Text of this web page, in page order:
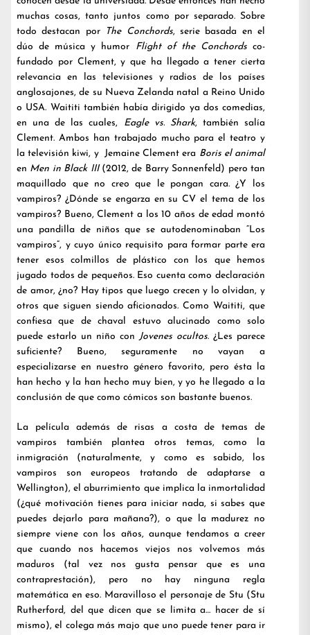
muchas cosas, tanto juntos como por separado. Sobre
todo destacan por
The Conchords, serie basada en el
dúo de música y humor Flight of the Conchordsco-
fundado por Clement, y que ha llegado a tener cierta
relevancia en las televisiones y radios de los países
anglosajones, de su Nueva Zelanda natal a Reino Unido
o USA. Waititi también había dirigido ya dos comedias,
en una de las cuales, Eagle vs. Shark, también salía
Clement. Ambos han trabajado mucho para el teatro y
la televisión kiwi, y Jemaine Clement era Boris el animal
en Men in Black III(2012, de Barry Sonnenfeld) pero tan
maquillado que no creo que le pongan cara. ¿Y los
vampiros? ¿Dónde se engarza en su CV el tema de los
vampiros? Bueno, Clement a los 10 años de edad montó
una pandilla de niños que se autodenominaban “Los
vampiros”, y cuyo único requisito para formar parte era
tener esos colmillos de plástico con los que hemos
jugado todos de pequeños. Eso cuenta como declaración
de amor, ¿no? Hay tipos que luego crecen y lo olvidan, y
otros que siguen siendo aficionados. Como Waititi, que
confiesa que de chaval estuvo alucinado como solo
puede estarlo un niño con Jovenes ocultos. ¿Les parece
suficiente? Bueno, seguramente no vayan a
especializarse en nuestro género favorito, pero ésta la
han hecho y la han hecho muy bien, y yo he llegado a la
conclusión de que como cómicos son bastante buenos.
La película además de risas a costa de temas de
vampiros también plantea otros temas, como la
inmigración (naturalmente, y como es sabido, los
vampiros son europeos tratando de adaptarse a
Wellington), el aburrimiento que implica la inmortalidad
(¿qué motivación tienes para iniciar nada, si sabes que
puedes dejarlo para mañana?), o que la madurez no
siempre viene con los años, aunque tendamos a creer
que cuando nos hacemos viejos nos volvemos más
maduros (tal vez nos gusta pensar que es una
contraprestación), pero no hay ninguna regla
matemática en eso. Maravilloso el personaje de Stu (Stu
Rutherford, del que dicen que se limita a… hacer de sí
mismo), el colega más majo que uno puede tener para ir